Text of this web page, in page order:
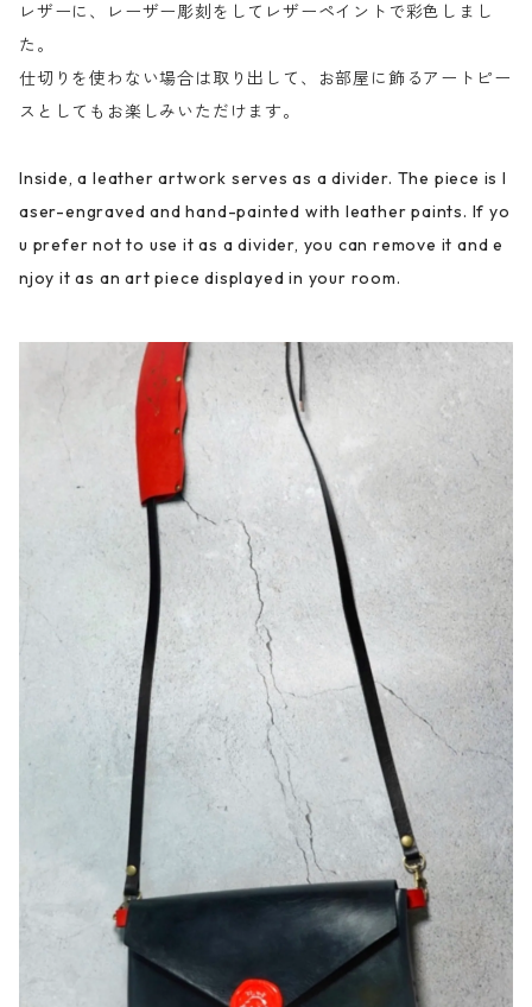
レザーに、レーザー彫刻をしてレザーペイントで彩色しまし
た。
仕切りを使わない場合は取り出して、お部屋に飾るアートピー
スとしてもお楽しみいただけます。
Inside, a leather artwork serves as a divider. The piece is l
aser-engraved and hand-painted with leather paints. If yo
u prefer not to use it as a divider, you can remove it and e
njoy it as an art piece displayed in your room.